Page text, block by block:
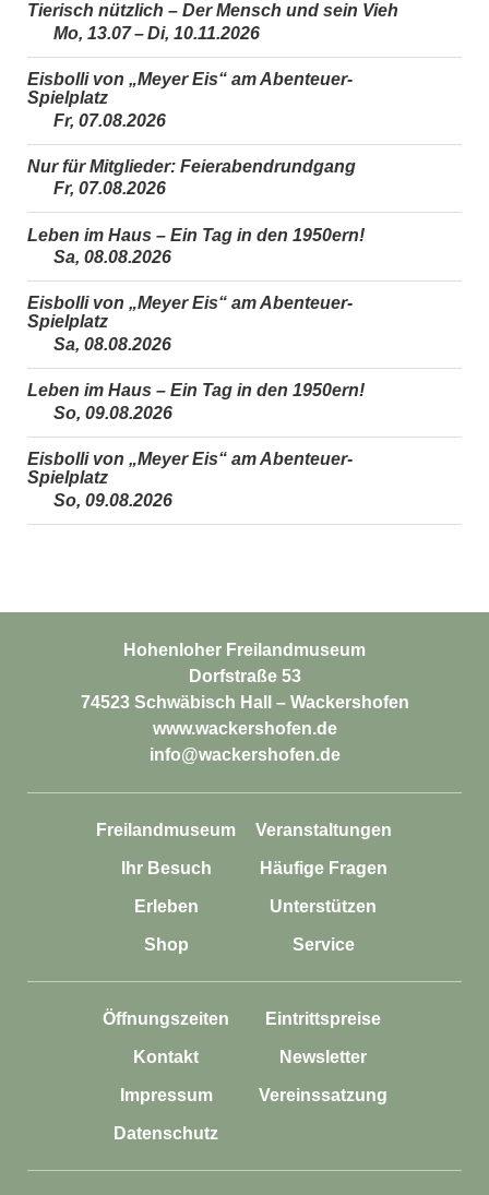
Tierisch nützlich – Der Mensch und sein Vieh
Mo, 13.07 – Di, 10.11.2026
Eisbolli von „Meyer Eis“ am Abenteuer-
Spielplatz
Fr, 07.08.2026
Nur für Mitglieder: Feierabendrundgang
Fr, 07.08.2026
Leben im Haus – Ein Tag in den 1950ern!
Sa, 08.08.2026
Eisbolli von „Meyer Eis“ am Abenteuer-
Spielplatz
Sa, 08.08.2026
Leben im Haus – Ein Tag in den 1950ern!
So, 09.08.2026
Eisbolli von „Meyer Eis“ am Abenteuer-
Spielplatz
So, 09.08.2026
Hohenloher Freilandmuseum
Dorfstraße 53
74523 Schwäbisch Hall – Wackershofen
www.wackershofen.de
info@wackershofen.de
Freilandmuseum Veranstaltungen
Ihr Besuch Häufige Fragen
Erleben Unterstützen
Shop Service
Öffnungszeiten Eintrittspreise
Kontakt Newsletter
Impressum Vereinssatzung
Datenschutz